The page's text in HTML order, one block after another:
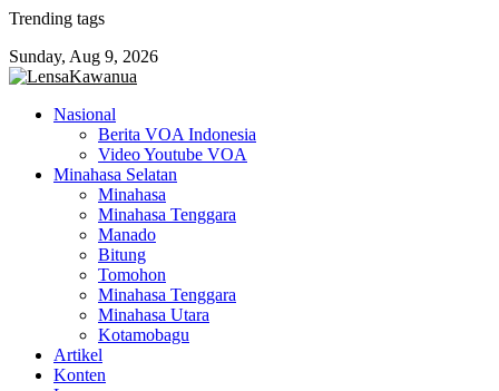
Skip
content
Trending tags
Sunday, Aug 9, 2026
Nasional
Berita VOA Indonesia
Video Youtube VOA
Minahasa Selatan
Minahasa
Minahasa Tenggara
Manado
Bitung
Tomohon
Minahasa Tenggara
Minahasa Utara
Kotamobagu
Artikel
Konten